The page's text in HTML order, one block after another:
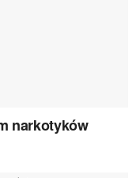
narkotyków